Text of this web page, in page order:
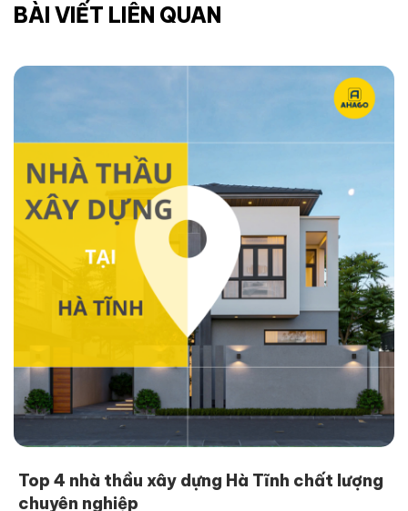
BÀI VIẾT LIÊN QUAN
Top 4 nhà thầu xây dựng Hà Tĩnh chất lượng
chuyên nghiệp